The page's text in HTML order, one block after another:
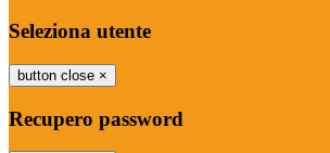
Seleziona utente
button close ×
Recupero password